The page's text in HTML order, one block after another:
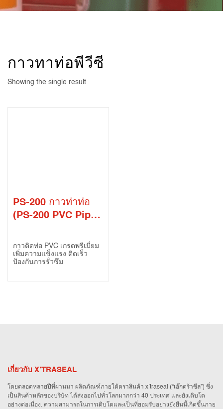
กาวทาท่อพีวีซี
Showing the single result
PS-200 กาวท่าท่อ
(PS-200 PVC Pipe
กาวติดท่อ PVC เกรดพรีเมี่ยม
เพิ่มความแข็งแรง ติดเร็ว
ป้องกันการรั่วซึม
เกี่ยวกับ X’TRASEAL
โดยตลอดหลายปีที่ผ่านมา ผลิตภัณฑ์ภายใต้ตราสินค้า x’traseal (“เอ๊กตร้าซีล”) ซึ่ง
เป็นสินค้าหลักของบริษัท ได้ส่งออกไปทั่วโลกมากกว่า 40 ประเทศ และยังเติบโต
อย่างต่อเนื่อง. ความสามารถในการเติบโตและเป็นที่ยอมรับอย่างยั่งยืนนี้เกิดขึ้นภาย